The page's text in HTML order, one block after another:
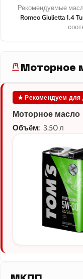
Рекомендуемые
Romeo Giulietta 1.4
Моторное
★ Рекомендуем для
Моторное масло
Объём: 3.50 л